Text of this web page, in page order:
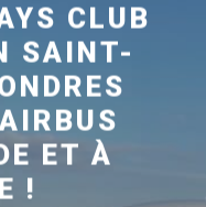
CLUB
SAINT-
ET À
!